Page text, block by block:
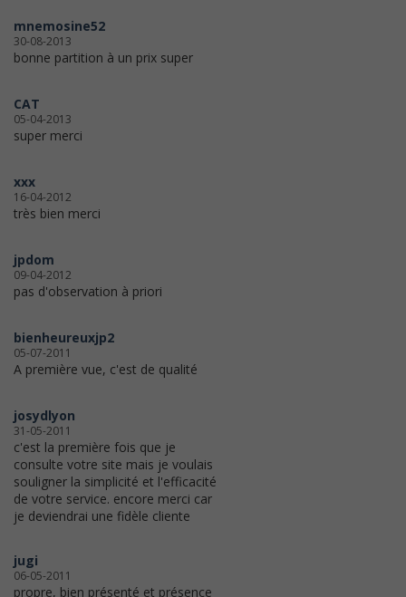
mnemosine52
30-08-2013
bonne partition à un prix super
CAT
05-04-2013
super merci
xxx
16-04-2012
très bien merci
jpdom
09-04-2012
pas d'observation à priori
bienheureuxjp2
05-07-2011
A première vue, c'est de qualité
josydlyon
31-05-2011
c'est la première fois que je
consulte votre site mais je voulais
souligner la simplicité et l'efficacité
de votre service. encore merci car
je deviendrai une fidèle cliente
jugi
06-05-2011
propre, bien présenté et présence